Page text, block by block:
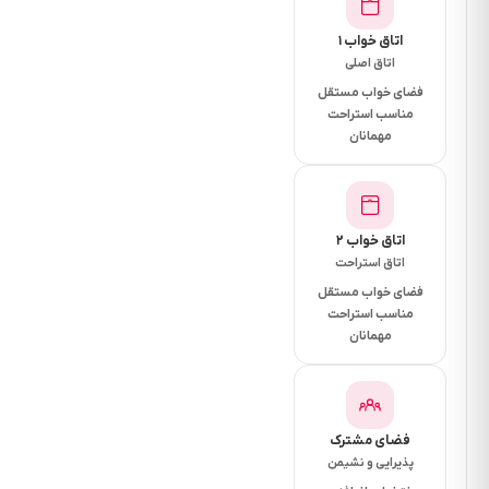
فاصله تا
سوپرمارکت
چند دقیقه
دقیقه
نانوایی چقد
دقیقه است؟
فاصله تا
رستوران چند
دقیقه است؟
فاصله تا
بیمارستان
اتاق خواب ۱
اتاق اصلی
فضای خواب مستقل
مناسب استراحت
مهمانان
اتاق خواب ۲
اتاق استراحت
فضای خواب مستقل
مناسب استراحت
مهمانان
فضای مشترک
پذیرایی و نشیمن